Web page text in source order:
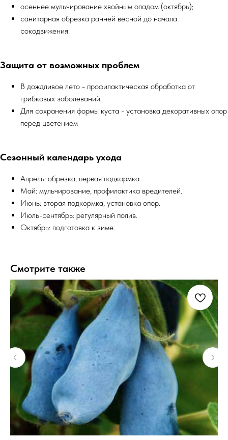
осеннее мульчирование хвойным опадом (октябрь);
санитарная обрезка ранней весной до начала
сокодвижения.
Защита от возможных проблем
В дождливое лето - профилактическая обработка от
грибковых заболеваний.
Для сохранения формы куста - установка декоративных опор
перед цветением
Сезонный календарь ухода
Апрель: обрезка, первая подкормка.
Май: мульчирование, профилактика вредителей.
Июнь: вторая подкормка, установка опор.
Июль-сентябрь: регулярный полив.
Октябрь: подготовка к зиме.
Смотрите также